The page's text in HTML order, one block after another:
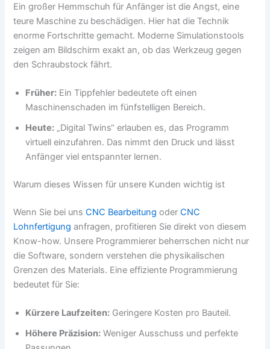
Ein großer Hemmschuh für Anfänger ist die Angst, eine
teure Maschine zu beschädigen. Hier hat die Technik
enorme Fortschritte gemacht. Moderne Simulationstools
zeigen am Bildschirm exakt an, ob das Werkzeug gegen
den Schraubstock fährt.
Früher: Ein Tippfehler bedeutete oft einen
Maschinenschaden im fünfstelligen Bereich.
Heute: „Digital Twins“ erlauben es, das Programm
virtuell einzufahren. Das nimmt den Druck und lässt
Anfänger viel entspannter lernen.
Warum dieses Wissen für unsere Kunden wichtig ist
Wenn Sie bei unsCNC Bearbeitung oderCNC
Lohnfertigung anfragen, profitieren Sie direkt von diesem
Know-how. Unsere Programmierer beherrschen nicht nur
die Software, sondern verstehen die physikalischen
Grenzen des Materials. Eine effiziente Programmierung
bedeutet für Sie:
Kürzere Laufzeiten: Geringere Kosten pro Bauteil.
Höhere Präzision: Weniger Ausschuss und perfekte